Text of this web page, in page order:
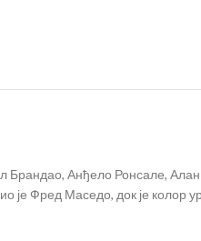
Анђело Ронсале,
је Фред Маседо, док је